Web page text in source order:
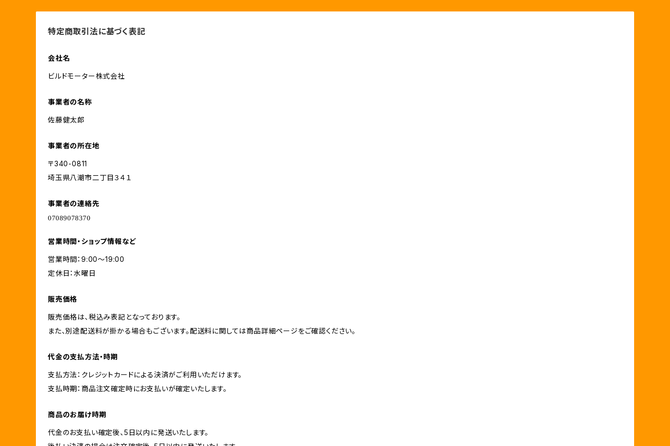
特定商取引法に基づく表記
会社名
ビルドモーター株式会社
事業者の名称
佐藤健太郎
事業者の所在地
〒340-0811
埼玉県八潮市二丁目３４１
事業者の連絡先
営業時間・ショップ情報など
営業時間：9:00～19:00
定休日：水曜日
販売価格
販売価格は、税込み表記となっております。
また、別途配送料が掛かる場合もございます。配送料に関しては商品詳細ページをご確認ください。
代金の支払方法・時期
支払方法：クレジットカードによる決済がご利用いただけます。
支払時期：商品注文確定時にお支払いが確定いたします。
商品のお届け時期
代金のお支払い確定後、5日以内に発送いたします。